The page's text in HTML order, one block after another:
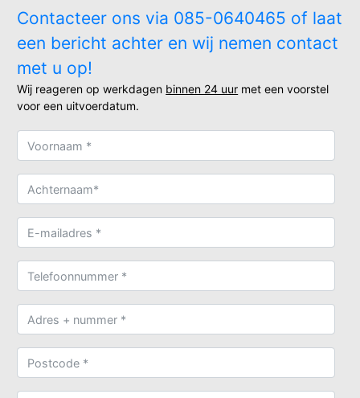
Contacteer ons via 085-0640465 of laat
een bericht achter en wij nemen contact
met u op!
Wij reageren op werkdagen binnen 24 uur met een voorstel
voor een uitvoerdatum.